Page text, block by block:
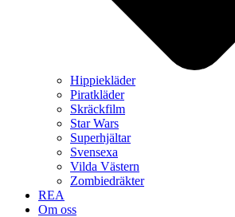
Hippiekläder
Piratkläder
Skräckfilm
Star Wars
Superhjältar
Svensexa
Vilda Västern
Zombiedräkter
REA
Om oss